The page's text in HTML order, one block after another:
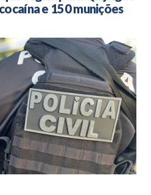
e 150 munições